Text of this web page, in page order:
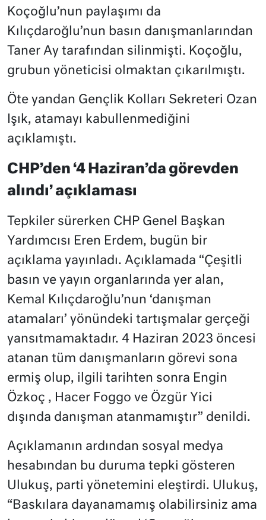
Koçoğlu’nun paylaşımı da
Kılıçdaroğlu’nun basın danışmanlarından
Taner Ay tarafından silinmişti. Koçoğlu,
grubun yöneticisi olmaktan çıkarılmıştı.
Öte yandan Gençlik Kolları Sekreteri Ozan
Işık, atamayı kabullenmediğini
açıklamıştı.
CHP’den ‘4 Haziran’da görevden
alındı’ açıklaması
Tepkiler sürerken CHP Genel Başkan
Yardımcısı Eren Erdem, bugün bir
açıklama yayınladı. Açıklamada “Çeşitli
basın ve yayın organlarında yer alan,
Kemal Kılıçdaroğlu’nun ‘danışman
atamaları’ yönündeki tartışmalar gerçeği
yansıtmamaktadır. 4 Haziran 2023 öncesi
atanan tüm danışmanların görevi sona
ermiş olup, ilgili tarihten sonra Engin
Özkoç , Hacer Foggo ve Özgür Yici
dışında danışman atanmamıştır” denildi.
Açıklamanın ardından sosyal medya
hesabından bu duruma tepki gösteren
Ulukuş, parti yönetemini eleştirdi. Ulukuş,
“Baskılara dayanamamış olabilirsiniz ama